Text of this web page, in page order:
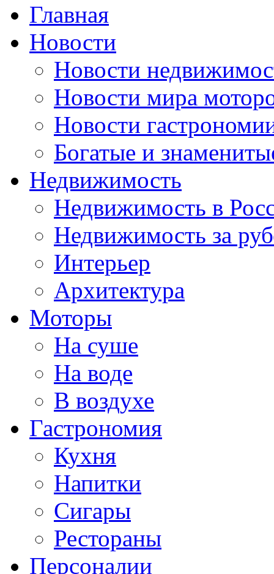
Главная
Новости
Новости
Новости мира
Новости
Богатые и
Недвижимость
Недвижимость в
Недвижимость за
Интерьер
Архитектура
Моторы
На суше
На воде
В воздухе
Гастрономия
Кухня
Напитки
Сигары
Рестораны
Персоналии